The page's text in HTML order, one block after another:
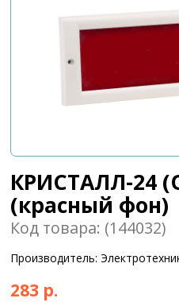
КРИСТАЛЛ-24
(красный фон)
Код товара: (144032)
Производитель:
283 р.